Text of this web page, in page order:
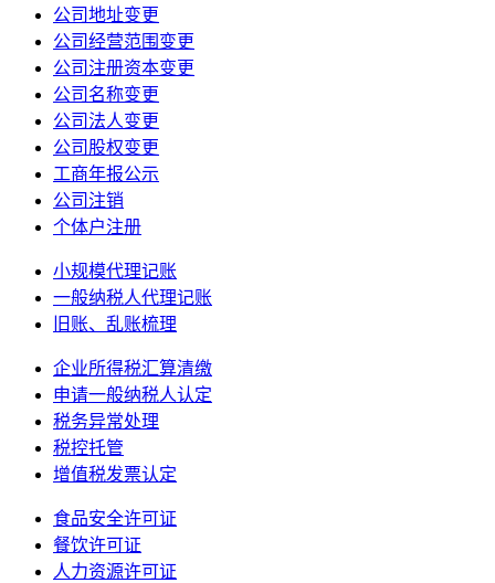
公司地址变更
公司经营范围变更
公司注册资本变更
公司名称变更
公司法人变更
公司股权变更
工商年报公示
公司注销
个体户注册
小规模代理记账
一般纳税人代理记账
旧账、乱账梳理
企业所得税汇算清缴
申请一般纳税人认定
税务异常处理
税控托管
增值税发票认定
食品安全许可证
餐饮许可证
人力资源许可证